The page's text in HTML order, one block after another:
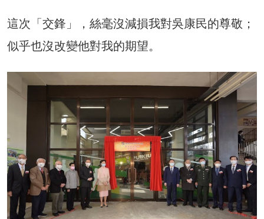
這次「交鋒」，絲毫沒減損我對吳康民的尊敬；
似乎也沒改變他對我的期望。